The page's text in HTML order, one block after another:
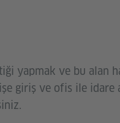
yapmak ve bu alan
giriş ve ofis ile idare